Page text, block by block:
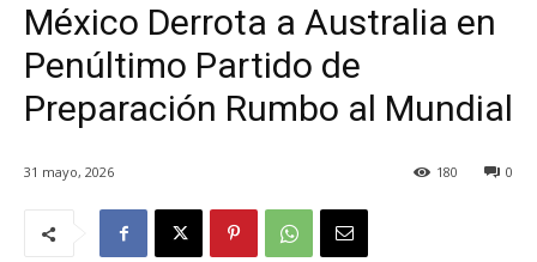
México Derrota a Australia en
Penúltimo Partido de
Preparación Rumbo al Mundial
31 mayo, 2026 0
180